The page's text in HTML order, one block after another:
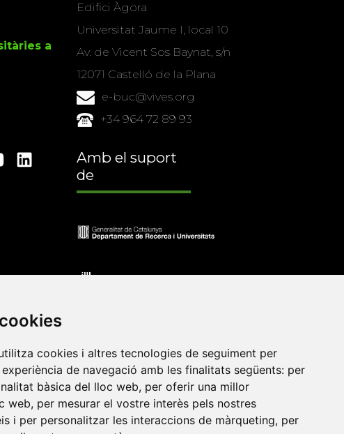
cookies i altres tecnologies de seguiment per
de navegació amb les finalitats següents: per
bàsica del lloc web, per oferir una millor
web, per mesurar el vostre interès pels nostres
i per personalitzar les interaccions de màrqueting, per
a
Edifici Àgora
Universitat Jaume I, local 10
Av. de Vicent Sos Baynat, s/n
12071 Castelló de la Plana
e-buc@vives.org
+34 964 72 89 93
Amb el suport
de
•Universitat de Barcelona•Universitat CEU Cardenal
Jaume I•Universitat de Lleida•Universitat Miguel
de Catalunya•Universitat Politècnica de València